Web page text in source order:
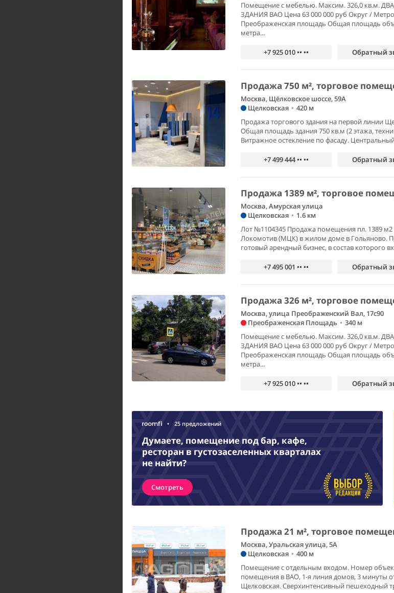
Помещение с мебелью. Максим. 326,0 кв.м.
ЗДАНИЯ ВАО Цена 63 000 000 руб Округ /
Преображенская площадь Общая площадь
метра...
+7 925 010 •• •• Обратный
Продажа 750 м², торговое
Москва, Щёлковское шоссе, 59А
Щелковская • 420 м
Продажа торгового здания на первой линии
Общая площадь здания 750 кв.м (2 этажа,
Витражное остекление по фасаду.
+7 499 444 •• •• Обратный
Продажа 1389 м², торговое
Москва, Амурская улица
Щелковская • 1.6 км
Лот №1104345 Продажа помещения пл. 1389 м2
Локомотив (МЦК) в жилом доме в Гольяново.
готовый арендный бизнес, в состав которого
+7 495 001 •• •• Обратный
Продажа 326 м², торговое
Москва, улица Преображенский Вал, 17с90
Преображенская Площадь • 340 м
Помещение с мебелью. Максим. 326,0 кв.м.
ЗДАНИЯ ВАО Цена 63 000 000 руб Округ /
Преображенская площадь Общая площадь
метра...
+7 925 010 •• •• Обратный
• 25 предложений
Думаете, помещение под бар, кафе,
ресторан в густозаселенных кварталах
не найти?
Смотреть
Продажа 21 м², торговое
Москва, Уральская улица, 5А
Щелковская • 400 м
Помещение с отдельным входом. Номер
помещения в ВАО, 1-я линия домов, 3 минуты
Щелковская. Сверхинтенсивный пешеходный